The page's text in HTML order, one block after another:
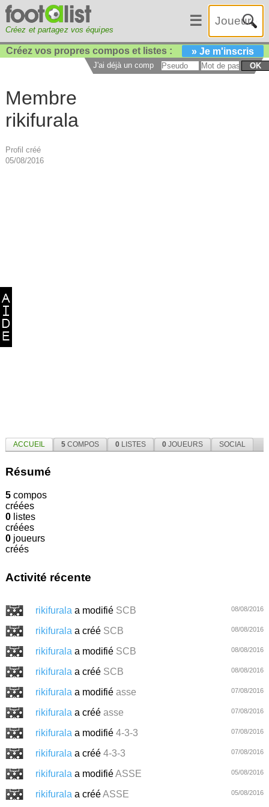
Créez et partagez vos équipes
☰
Créez vos propres compos et listes : » Je m'inscris
J'ai déjà un compte : OK
Membre
rikifurala
Profil créé
05/08/2016
ACCUEIL 5COMPOS 0LISTES 0JOUEURS SOCIAL
Résumé
5compos
créées
0listes
créées
0joueurs
créés
Activité récente
rikifurala a modifié SCB 08/08/2016
rikifurala a créé SCB 08/08/2016
rikifurala a modifié SCB 08/08/2016
rikifurala a créé SCB 08/08/2016
rikifurala a modifié asse 07/08/2016
rikifurala a créé asse 07/08/2016
rikifurala a modifié 4-3-3 07/08/2016
rikifurala a créé 4-3-3 07/08/2016
rikifurala a modifiéASSE 05/08/2016
rikifurala a crééASSE 05/08/2016